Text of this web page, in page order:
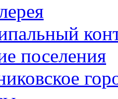
поселения